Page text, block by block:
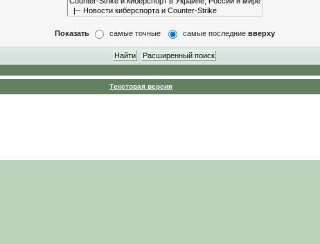
Показать самые точные самые последние вверху
Текстовая версия